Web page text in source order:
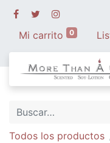
Mi carrito 0
Todos los productos